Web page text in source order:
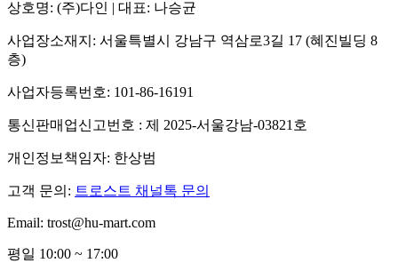
상호명: (주)다인 | 대표: 나승균
사업장소재지: 서울특별시 강남구 역삼로3길 17 (혜진빌딩 8
층)
사업자등록번호: 101-86-16191
통신판매업신고번호 : 제 2025-서울강남-03821호
개인정보책임자: 한상범
고객 문의: 트로스트 채널톡 문의
Email: trost@hu-mart.com
평일 10:00 ~ 17:00